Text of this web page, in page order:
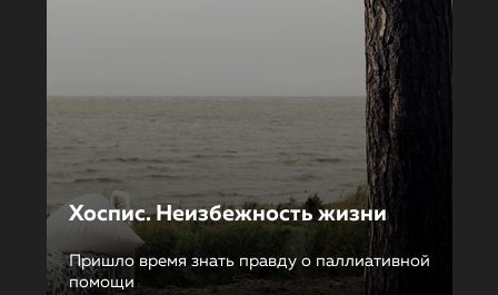
Хоспис. Неизбежность жизни
Пришло время знать правду о паллиативной
помощи